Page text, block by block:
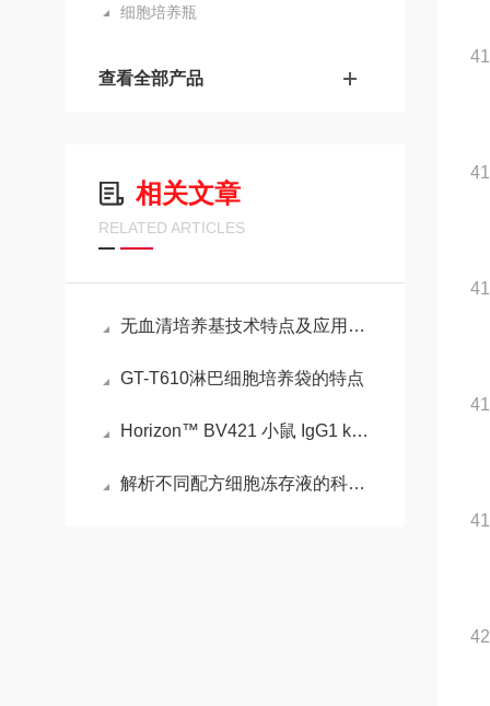
细胞培养瓶
查看全部产品
相关文章
RELATED ARTICLES
无血清培养基技术特点及应用介绍
GT-T610淋巴细胞培养袋的特点
Horizon™ BV421 小鼠 IgG1 k 同种型对照的性能
解析不同配方细胞冻存液的科学原理与应用场景选择